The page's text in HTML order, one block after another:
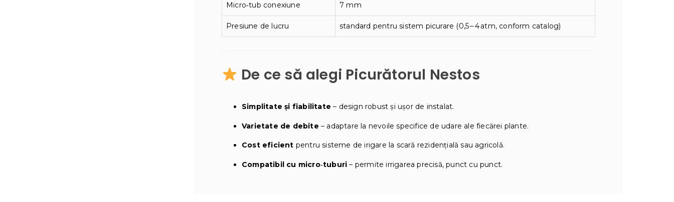
Micro‑tub conexiune 7 mm
Presiune de lucru standard pentru sistem picurare (0,5 – 4 atm, conform catalog)
De ce să alegi Picurătorul Nestos
Simplitate și fiabilitate – design robust și ușor de instalat.
Varietate de debite – adaptare la nevoile specifice de udare ale fiecărei plante.
Cost eficient pentru sisteme de irigare la scară rezidențială sau agricolă.
Compatibil cu micro‑tuburi – permite irrigarea precisă, punct cu punct.